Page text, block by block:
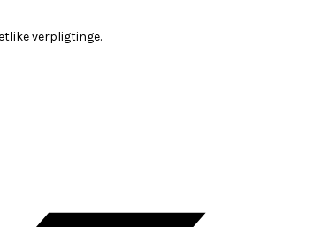
verpligtinge.